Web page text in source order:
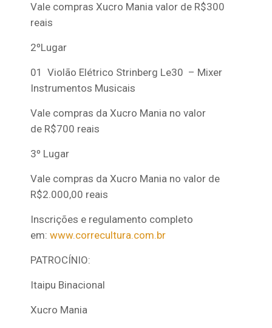
Vale compras Xucro Mania valor de R$300
reais
2ºLugar
01 Violão Elétrico Strinberg Le30 – Mixer
Instrumentos Musicais
Vale compras da Xucro Mania no valor
de R$700 reais
3º Lugar
Vale compras da Xucro Mania no valor de
R$2.000,00 reais
Inscrições e regulamento completo
em: www.correcultura.com.br
PATROCÍNIO:
Itaipu Binacional
Xucro Mania